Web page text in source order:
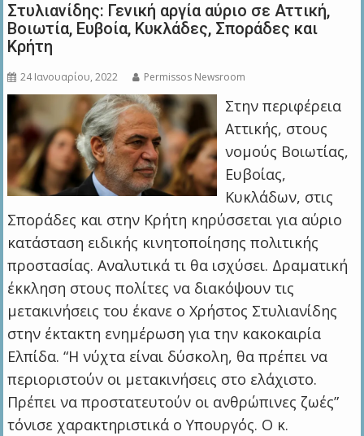
Στυλιανίδης: Γενική αργία αύριο σε Αττική,
Βοιωτία, Ευβοία, Κυκλάδες, Σποράδες και
Κρήτη
24 Ιανουαρίου, 2022 Permissos Newsroom
Στην περιφέρεια
Αττικής, στους
νομούς Βοιωτίας,
Ευβοίας,
Κυκλάδων, στις
Σποράδες και στην Κρήτη κηρύσσεται για αύριο
κατάσταση ειδικής κινητοποίησης πολιτικής
προστασίας. Αναλυτικά τι θα ισχύσει. Δραματική
έκκληση στους πολίτες να διακόψουν τις
μετακινήσεις του έκανε ο Χρήστος Στυλιανίδης
στην έκτακτη ενημέρωση για την κακοκαιρία
Ελπίδα. “Η νύχτα είναι δύσκολη, θα πρέπει να
περιοριστούν οι μετακινήσεις στο ελάχιστο.
Πρέπει να προστατευτούν οι ανθρώπινες ζωές”
τόνισε χαρακτηριστικά ο Υπουργός. Ο κ.